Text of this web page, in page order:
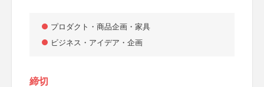
プロダクト・商品企画・家具
ビジネス・アイデア・企画
締切